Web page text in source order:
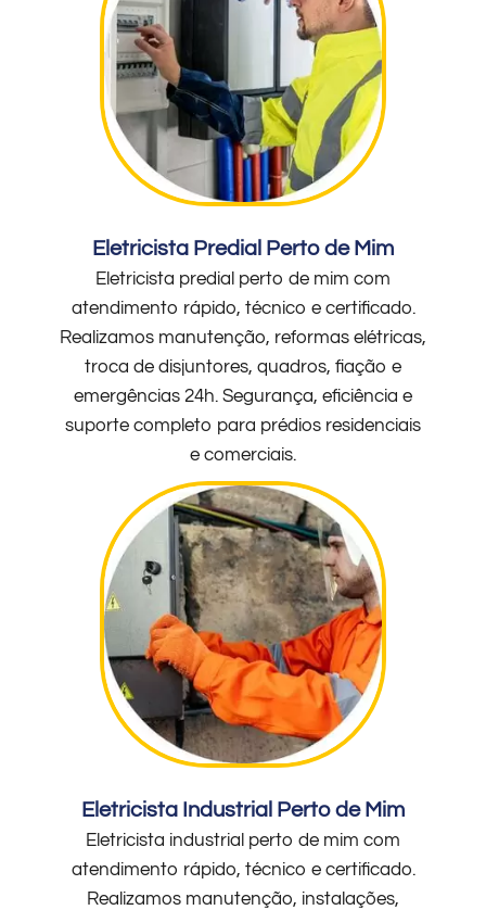
Eletricista Predial Perto de Mim
Eletricista predial perto de mim com
atendimento rápido, técnico e certificado.
Realizamos manutenção, reformas elétricas,
troca de disjuntores, quadros, fiação e
emergências 24h. Segurança, eficiência e
suporte completo para prédios residenciais
e comerciais.
Eletricista Industrial Perto de Mim
Eletricista industrial perto de mim com
atendimento rápido, técnico e certificado.
Realizamos manutenção, instalações,